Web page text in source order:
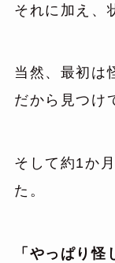
それに加え、
当然、最初は
だから見つけ
そして約1か
た。
「やっぱり怪